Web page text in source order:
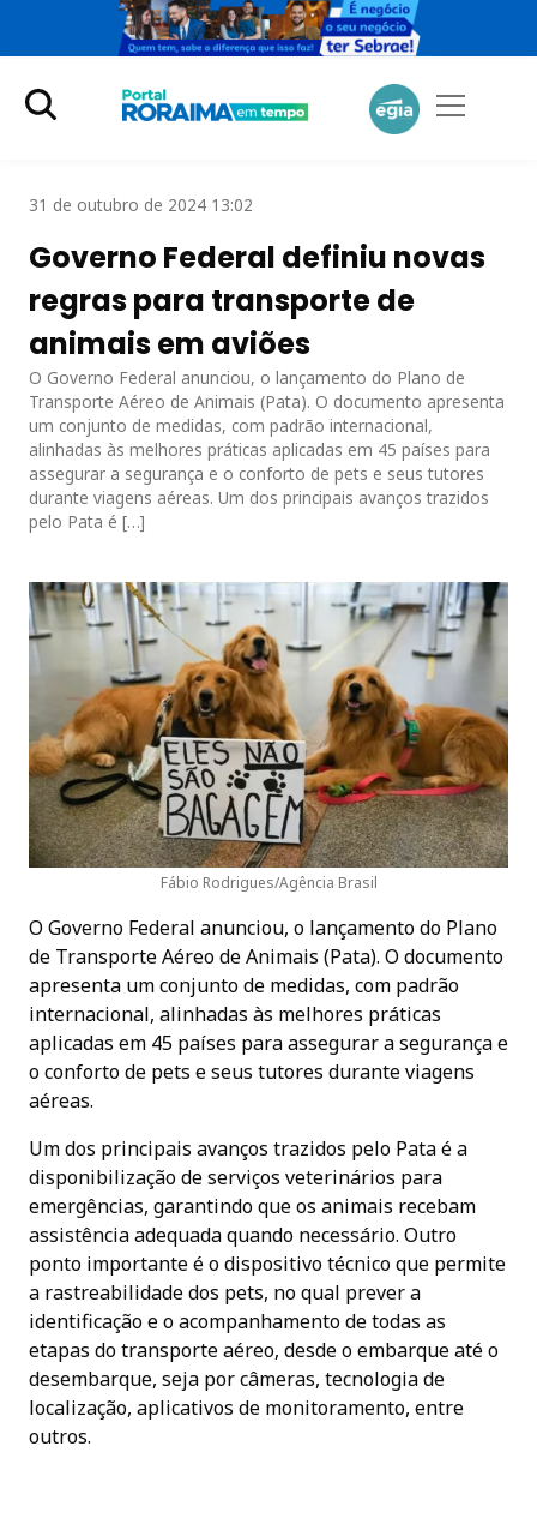
31 de outubro de 2024 13:02
Governo Federal definiu novas
regras para transporte de
animais em aviões
O Governo Federal anunciou, o lançamento do Plano de
Transporte Aéreo de Animais (Pata). O documento apresenta
um conjunto de medidas, com padrão internacional,
alinhadas às melhores práticas aplicadas em 45 países para
assegurar a segurança e o conforto de pets e seus tutores
durante viagens aéreas. Um dos principais avanços trazidos
pelo Pata é […]
Fábio Rodrigues/Agência Brasil
O Governo Federal anunciou, o lançamento do Plano
de Transporte Aéreo de Animais (Pata). O documento
apresenta um conjunto de medidas, com padrão
internacional, alinhadas às melhores práticas
aplicadas em 45 países para assegurar a segurança e
o conforto de pets e seus tutores durante viagens
aéreas.
Um dos principais avanços trazidos pelo Pata é a
disponibilização de serviços veterinários para
emergências, garantindo que os animais recebam
assistência adequada quando necessário. Outro
ponto importante é o dispositivo técnico que permite
a rastreabilidade dos pets, no qual prever a
identificação e o acompanhamento de todas as
etapas do transporte aéreo, desde o embarque até o
desembarque, seja por câmeras, tecnologia de
localização, aplicativos de monitoramento, entre
outros.